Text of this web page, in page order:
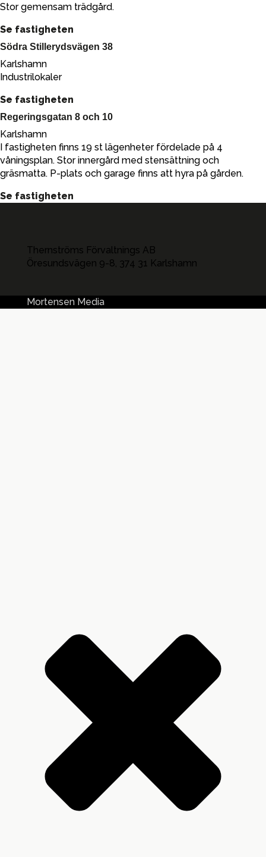
Stor gemensam trädgård.
Se fastigheten
Södra Stillerydsvägen 38
Karlshamn
Industrilokaler
Se fastigheten
Regeringsgatan 8 och 10
Karlshamn
I fastigheten finns 19 st lägenheter fördelade på 4
våningsplan. Stor innergård med stensättning och
gräsmatta. P-plats och garage finns att hyra på gården.
Se fastigheten
Thernströms Förvaltnings AB
Öresundsvägen 9-8, 374 31 Karlshamn
Mortensen Media